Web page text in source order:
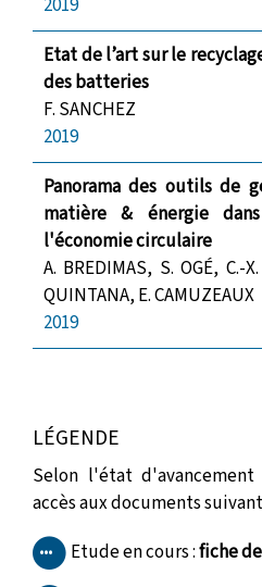
2019
Etat de l’art sur le
des batteries
F. SANCHEZ
2019
Panorama des outils de
matière & énergie
l'économie circulaire
A. BREDIMAS, S. OGÉ, C.-
QUINTANA, E. CAMUZEAUX
2019
LÉGENDE
Selon l'état
accès aux documents
Etude en cours :fiche